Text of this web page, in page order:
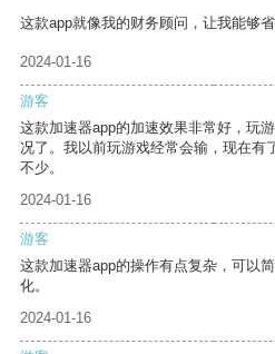
这款app就像我的财务顾问，让我能够省
2024-01-16
游客
这款加速器app的加速效果非常好，玩
况了。我以前玩游戏经常会输，现在有
不少。
2024-01-16
游客
这款加速器app的操作有点复杂，可以
化。
2024-01-16